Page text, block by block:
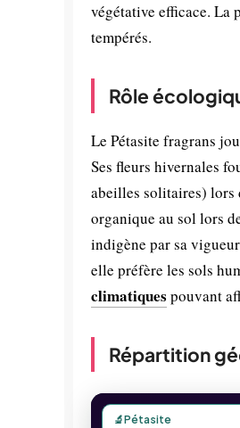
végétative efficace. La
tempérés.
Rôle
Le Pétasite fragrans
Ses fleurs hivernales
abeilles solitaires) lors
organique au sol lors
indigène par sa
elle préfère les sols
climatiques pouvant
Répartition